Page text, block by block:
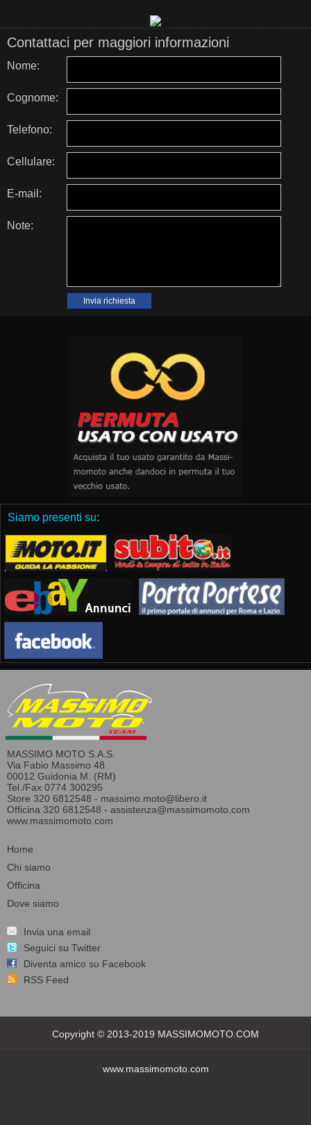
Contattaci per maggiori informazioni
Nome:
Cognome:
Telefono:
Cellulare:
E-mail:
Note:
Siamo presenti su:
MASSIMO MOTO S.A.S.
Via Fabio Massimo 48
00012 Guidonia M. (RM)
Tel./Fax 0774 300295
Store 320 6812548 - massimo.moto@libero.it
Officina 320 6812548 - assistenza@massimomoto.com
www.massimomoto.com
Home
Chi siamo
Officina
Dove siamo
Invia una email
Seguici su Twitter
Diventa amico su Facebook
RSS Feed
Copyright © 2013-2019 MASSIMOMOTO.COM
www.massimomoto.com